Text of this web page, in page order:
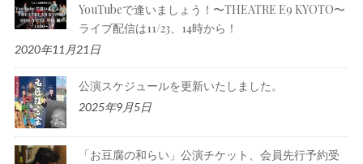
YouTubeで逢いましょう！〜THEATRE E9 KYOTO〜
ライブ配信は11/23、14時から！
2020年11月21日
公演スケジュールを更新いたしました。
2025年9月5日
「お豆腐の和らい」公演チケット、会員先行予約受